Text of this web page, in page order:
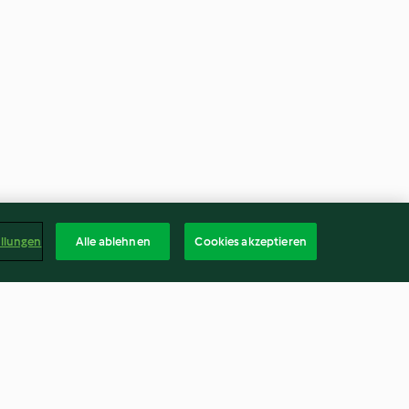
Alle ablehnen Cookies akzeptieren